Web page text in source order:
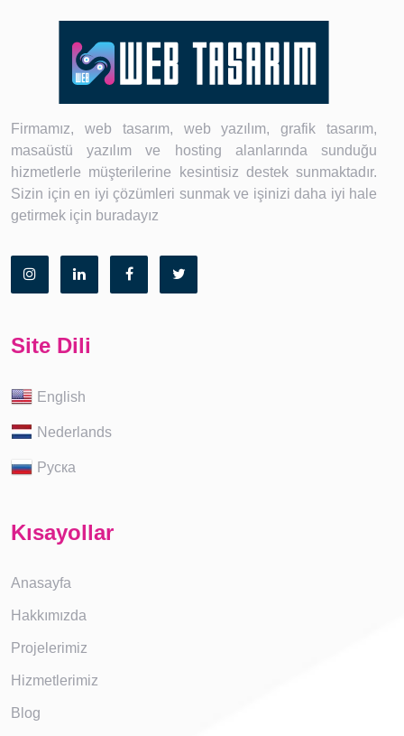
Firmamız, web tasarım, web yazılım, grafik tasarım,
masaüstü yazılım ve hosting alanlarında sunduğu
hizmetlerle müşterilerine kesintisiz destek sunmaktadır.
Sizin için en iyi çözümleri sunmak ve işinizi daha iyi hale
getirmek için buradayız
Site Dili
English
Nederlands
Руска
Kısayollar
Anasayfa
Hakkımızda
Projelerimiz
Hizmetlerimiz
Blog